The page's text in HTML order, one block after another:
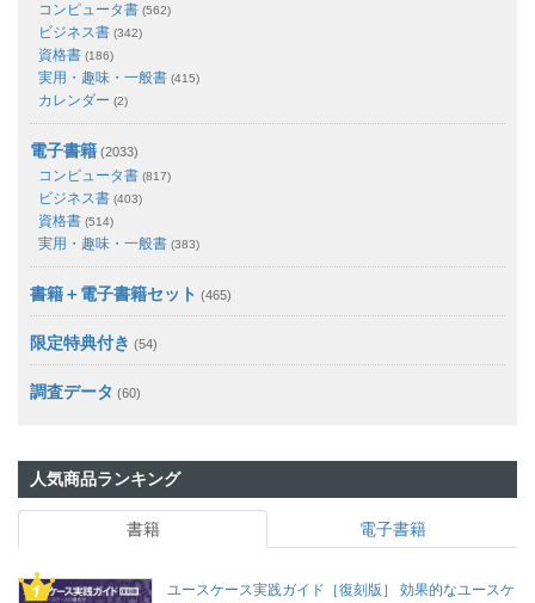
コンピュータ書 (562)
ビジネス書 (342)
資格書 (186)
実用・趣味・一般書 (415)
カレンダー (2)
電子書籍 (2033)
コンピュータ書 (817)
ビジネス書 (403)
資格書 (514)
実用・趣味・一般書 (383)
書籍＋電子書籍セット (465)
限定特典付き (54)
調査データ (60)
人気商品ランキング
書籍 電子書籍
ユースケース実践ガイド［復刻版］ 効果的なユースケ